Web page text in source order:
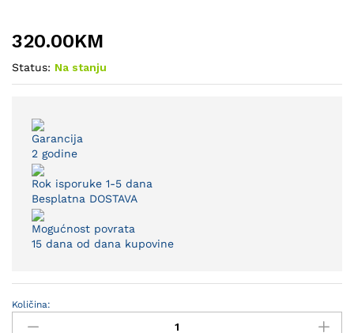
320.00KM
Status: Na stanju
Garancija
2 godine
Rok isporuke 1-5 dana
Besplatna DOSTAVA
Mogućnost povrata
15 dana od dana kupovine
Luster
Boghart
Količina: